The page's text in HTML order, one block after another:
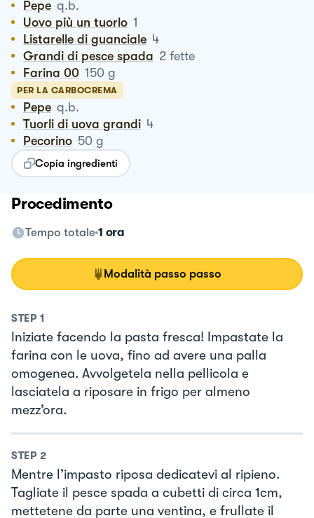
Pepe q.b.
Uovo più un tuorlo 1
Listarelle di guanciale 4
Grandi di pesce spada 2 fette
Farina 00 150 g
PER LA CARBOCREMA
Pepe q.b.
Tuorli di uova grandi 4
Pecorino 50 g
Copia ingredienti
Procedimento
Tempo totale 1 ora
Modalità passo passo
STEP 1
Iniziate facendo la pasta fresca! Impastate la
farina con le uova, fino ad avere una palla
omogenea. Avvolgetela nella pellicola e
lasciatela a riposare in frigo per almeno
mezz’ora.
STEP 2
Mentre l’impasto riposa dedicatevi al ripieno.
Tagliate il pesce spada a cubetti di circa 1cm,
mettetene da parte una ventina, e frullate il